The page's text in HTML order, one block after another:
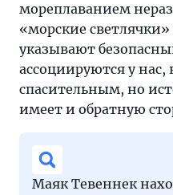
мореплаванием
«морские
указывают
ассоциируются у
спасительным, но
имеет и обратную
Маяк Тевеннек